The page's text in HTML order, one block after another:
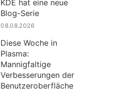
KDE hat eine neue
Blog-Serie
08.08.2026
Diese Woche in
Plasma:
Mannigfaltige
Verbesserungen der
Benutzeroberfläche